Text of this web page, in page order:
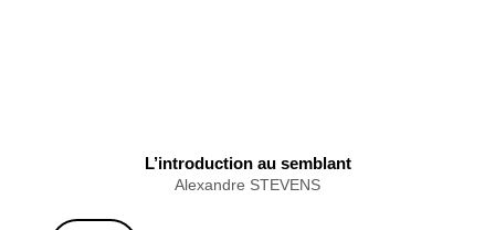
L’introduction au semblant
Alexandre STEVENS